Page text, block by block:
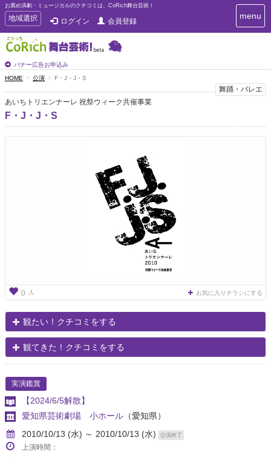
お薦め演劇・ミュージカルのクチコミは、CoRich舞台芸術！
T
o
g
g
e
n
a
v
i
地域選択 ログイン 会員登録
バナー広告お申込み
T
o
n
i
g
menu
HOME 公演 F・J・J・S
舞踊・バレエ
あいちトリエンナーレ 祝祭ウィーク共催事業
F・J・J・S
0 人 お気に入りチラシにする
観たい！クチコミをする
観てきた！クチコミをする
実演鑑賞
【2024/6/5解散】
愛知県芸術劇場 小ホール （愛知県）
2010/10/13 (水) ～ 2010/10/13 (水)
公演終了
上演時間：